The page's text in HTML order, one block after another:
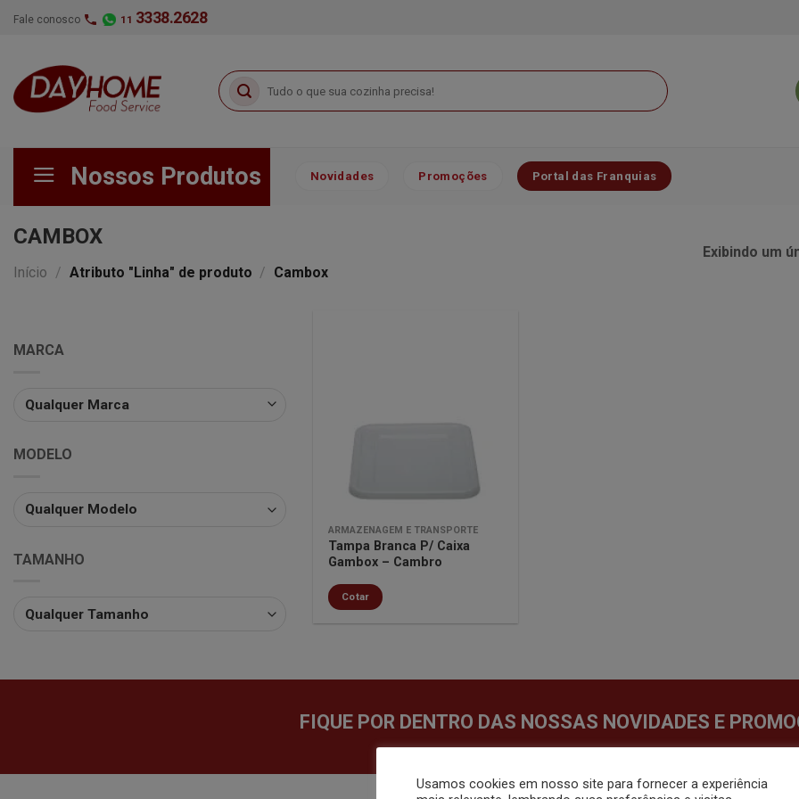
Skip
Fale conosco 11 3338.2628
Pesquisar
por:
Nossos Produtos Novidades Promoções Portal das Franquias
CAMBOX
Início / Atributo "Linha" de produto / Cambox
Exibindo um
MARCA
MODELO
TAMANHO
desejos
ARMAZENAGEM E TRANSPORTE
Tampa Branca P/ Caixa
Gambox – Cambro
Cotar
FIQUE POR DENTRO DAS NOSSAS NOVIDADES E
Usamos cookies em nosso site para fornecer a experiência